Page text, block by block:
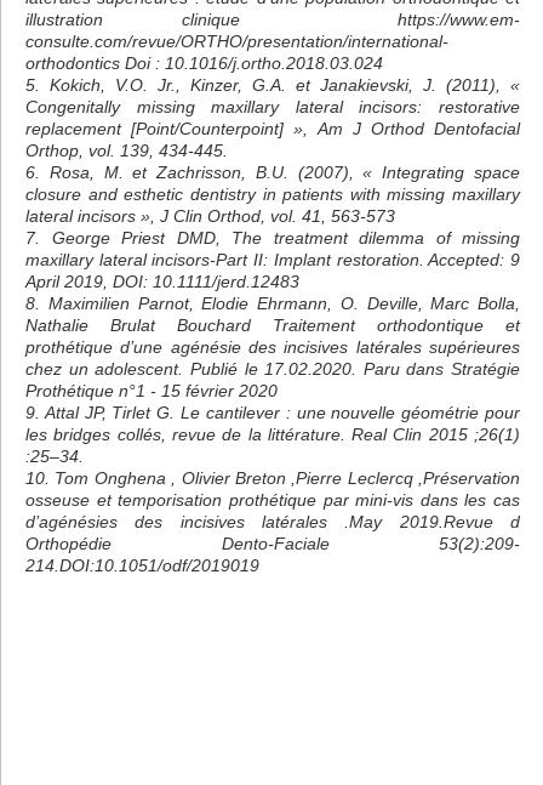
illustration clinique https://www.em-
consulte.com/revue/ORTHO/presentation/international-
orthodontics Doi : 10.1016/j.ortho.2018.03.024
5. Kokich, V.O. Jr., Kinzer, G.A. et Janakievski, J. (2011), «
Congenitally missing maxillary lateral incisors: restorative
replacement [Point/Counterpoint] », Am J Orthod Dentofacial
Orthop, vol. 139, 434-445.
6. Rosa, M. et Zachrisson, B.U. (2007), « Integrating space
closure and esthetic dentistry in patients with missing maxillary
lateral incisors », J Clin Orthod, vol. 41, 563-573
7. George Priest DMD, The treatment dilemma of missing
maxillary lateral incisors-Part II: Implant restoration. Accepted: 9
April 2019, DOI: 10.1111/jerd.12483
8. Maximilien Parnot, Elodie Ehrmann, O. Deville, Marc Bolla,
Nathalie Brulat Bouchard Traitement orthodontique et
prothétique d’une agénésie des incisives latérales supérieures
chez un adolescent. Publié le 17.02.2020. Paru dans Stratégie
Prothétique n°1 - 15 février 2020
9. Attal JP, Tirlet G. Le cantilever : une nouvelle géométrie pour
les bridges collés, revue de la littérature. Real Clin 2015 ;26(1)
:25–34.
10. Tom Onghena , Olivier Breton ,Pierre Leclercq ,Préservation
osseuse et temporisation prothétique par mini-vis dans les cas
d’agénésies des incisives latérales .May 2019.Revue d
Orthopédie Dento-Faciale 53(2):209-
214.DOI:10.1051/odf/2019019